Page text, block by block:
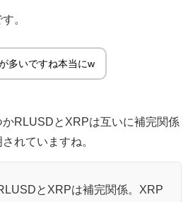
。
多いですね本当にw
RLUSDとXRPは互いに補完関係
れていますね。
とXRPは補完関係。XRP